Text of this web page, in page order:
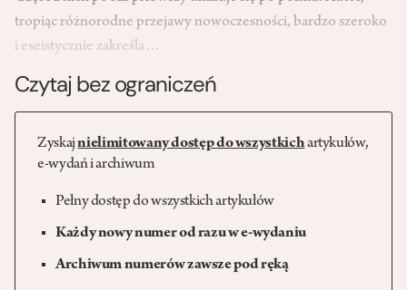
tropiąc różnorodne przejawy nowoczesności, bardzo szeroko
i eseistycznie zakreśla…
Czytaj bez ograniczeń
Zyskajnielimitowany dostęp do wszystkichartykułów,
e-wydań i archiwum
Pełny dostęp do wszystkich artykułów
Każdy nowy numer od razu w e-wydaniu
Archiwum numerów zawsze pod ręką